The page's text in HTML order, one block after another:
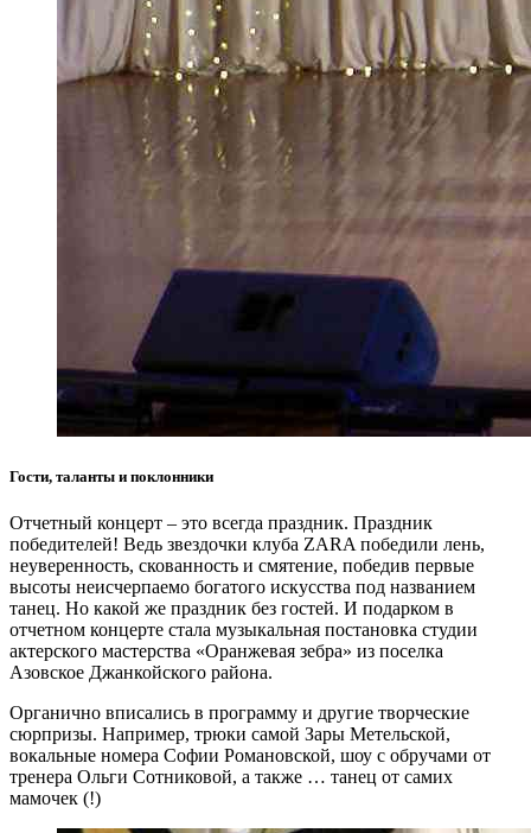
Гости, таланты и поклонники
Отчетный концерт – это всегда праздник. Праздник
победителей! Ведь звездочки клуба ZARA победили лень,
неуверенность, скованность и смятение, победив первые
высоты неисчерпаемо богатого искусства под названием
танец. Но какой же праздник без гостей. И подарком в
отчетном концерте стала музыкальная постановка студии
актерского мастерства «Оранжевая зебра» из поселка
Азовское Джанкойского района.
Органично вписались в программу и другие творческие
сюрпризы. Например, трюки самой Зары Метельской,
вокальные номера Софии Романовской, шоу с обручами от
тренера Ольги Сотниковой, а также … танец от самих
мамочек (!)